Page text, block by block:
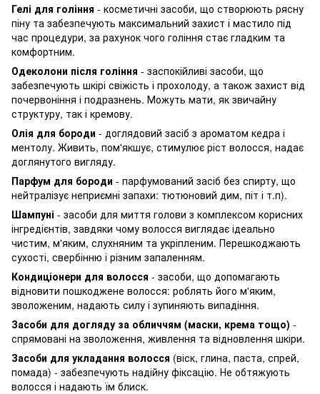
Гелі для гоління - косметичні засоби, що створюють рясну
піну та забезпечують максимальний захист і мастило під
час процедури, за рахунок чого гоління стає гладким та
комфортним.
Одеколони після гоління - заспокійливі засоби, що
забезпечують шкірі свіжість і прохолоду, а також захист від
почервоніння і подразнень. Можуть мати, як звичайну
структуру, так і кремову.
Олія для бороди - доглядовий засіб з ароматом кедра і
ментолу. Живить, пом'якшує, стимулює ріст волосся, надає
доглянутого вигляду.
Парфум для бороди - парфумований засіб без спирту, що
нейтралізує неприємні запахи: тютюновий дим, піт і т.п).
Шампуні - засоби для миття голови з комплексом корисних
інгредієнтів, завдяки чому волосся виглядає ідеально
чистим, м'яким, слухняним та укріпленим. Перешкоджають
сухості, свербінню і різним запаленням.
Кондиціонери для волосся - засоби, що допомагають
відновити пошкоджене волосся: роблять його м'яким,
зволоженим, надають силу і зупиняють випадіння.
Засоби для догляду за обличчям (маски, крема тощо) -
спрямовані на зволоження, живлення та відновлення шкіри.
Засоби для укладання волосся (віск, глина, паста, спрей,
помада) - забезпечують надійну фіксацію. Не обтяжують
волосся і надають їм блиск.